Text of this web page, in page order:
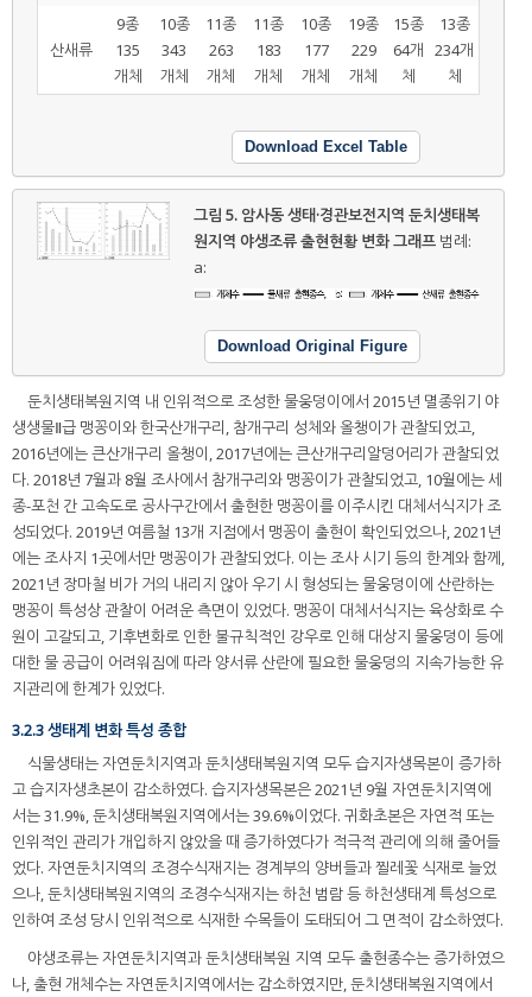
산새류
9종
135
개체
10종
343
개체
11종
263
개체
11종
183
개체
10종
177
개체
19종
229
개체
15종
64개
체
13종
234개
체
Download Excel Table
그림 5. 암사동 생태·경관보전지역 둔치생태복
원지역 야생조류 출현현황 변화 그래프 범례:
a:
Download Original Figure
둔치생태복원지역 내 인위적으로 조성한 물웅덩이에서 2015년 멸종위기 야
생생물Ⅱ급 맹꽁이와 한국산개구리, 참개구리 성체와 올챙이가 관찰되었고,
2016년에는 큰산개구리 올챙이, 2017년에는 큰산개구리알덩어리가 관찰되었
다. 2018년 7월과 8월 조사에서 참개구리와 맹꽁이가 관찰되었고, 10월에는 세
종-포천 간 고속도로 공사구간에서 출현한 맹꽁이를 이주시킨 대체서식지가 조
성되었다. 2019년 여름철 13개 지점에서 맹꽁이 출현이 확인되었으나, 2021년
에는 조사지 1곳에서만 맹꽁이가 관찰되었다. 이는 조사 시기 등의 한계와 함께,
2021년 장마철 비가 거의 내리지 않아 우기 시 형성되는 물웅덩이에 산란하는
맹꽁이 특성상 관찰이 어려운 측면이 있었다. 맹꽁이 대체서식지는 육상화로 수
원이 고갈되고, 기후변화로 인한 불규칙적인 강우로 인해 대상지 물웅덩이 등에
대한 물 공급이 어려워짐에 따라 양서류 산란에 필요한 물웅덩의 지속가능한 유
지관리에 한계가 있었다.
3.2.3 생태계 변화 특성 종합
식물생태는 자연둔치지역과 둔치생태복원지역 모두 습지자생목본이 증가하
고 습지자생초본이 감소하였다. 습지자생목본은 2021년 9월 자연둔치지역에
서는 31.9%, 둔치생태복원지역에서는 39.6%이었다. 귀화초본은 자연적 또는
인위적인 관리가 개입하지 않았을 때 증가하였다가 적극적 관리에 의해 줄어들
었다. 자연둔치지역의 조경수식재지는 경계부의 양버들과 찔레꽃 식재로 늘었
으나, 둔치생태복원지역의 조경수식재지는 하천 범람 등 하천생태계 특성으로
인하여 조성 당시 인위적으로 식재한 수목들이 도태되어 그 면적이 감소하였다.
야생조류는 자연둔치지역과 둔치생태복원 지역 모두 출현종수는 증가하였으
나, 출현 개체수는 자연둔치지역에서는 감소하였지만, 둔치생태복원지역에서